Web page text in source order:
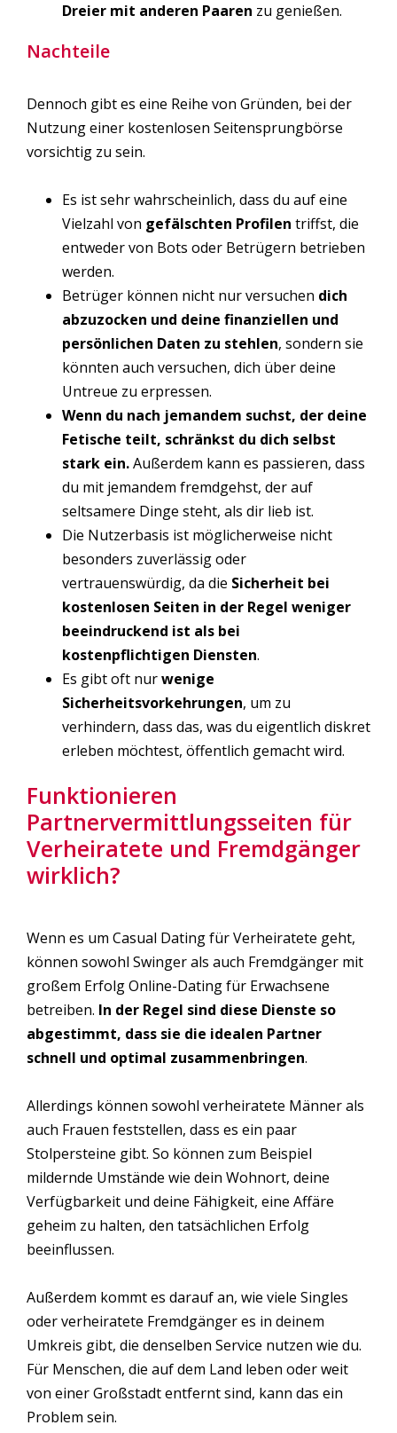
Dreier mit anderen Paaren zu genießen.
Nachteile
Dennoch gibt es eine Reihe von Gründen, bei der
Nutzung einer kostenlosen Seitensprungbörse
vorsichtig zu sein.
Es ist sehr wahrscheinlich, dass du auf eine
Vielzahl von gefälschten Profilen triffst, die
entweder von Bots oder Betrügern betrieben
werden.
Betrüger können nicht nur versuchen dich
abzuzocken und deine finanziellen und
persönlichen Daten zu stehlen, sondern sie
könnten auch versuchen, dich über deine
Untreue zu erpressen.
Wenn du nach jemandem suchst, der deine
Fetische teilt, schränkst du dich selbst
stark ein.Außerdem kann es passieren, dass
du mit jemandem fremdgehst, der auf
seltsamere Dinge steht, als dir lieb ist.
Die Nutzerbasis ist möglicherweise nicht
besonders zuverlässig oder
vertrauenswürdig, da die Sicherheit bei
kostenlosen Seiten in der Regel weniger
beeindruckend ist als bei
kostenpflichtigen Diensten.
Es gibt oft nurwenige
Sicherheitsvorkehrungen, um zu
verhindern, dass das, was du eigentlich diskret
erleben möchtest, öffentlich gemacht wird.
Funktionieren
Partnervermittlungsseiten für
Verheiratete und Fremdgänger
wirklich?
Wenn es um Casual Dating für Verheiratete geht,
können sowohl Swinger als auch Fremdgänger mit
großem Erfolg Online-Dating für Erwachsene
betreiben. In der Regel sind diese Dienste so
abgestimmt, dass sie die idealen Partner
schnell und optimal zusammenbringen.
Allerdings können sowohl verheiratete Männer als
auch Frauen feststellen, dass es ein paar
Stolpersteine gibt. So können zum Beispiel
mildernde Umstände wie dein Wohnort, deine
Verfügbarkeit und deine Fähigkeit, eine Affäre
geheim zu halten, den tatsächlichen Erfolg
beeinflussen.
Außerdem kommt es darauf an, wie viele Singles
oder verheiratete Fremdgänger es in deinem
Umkreis gibt, die denselben Service nutzen wie du.
Für Menschen, die auf dem Land leben oder weit
von einer Großstadt entfernt sind, kann das ein
Problem sein.